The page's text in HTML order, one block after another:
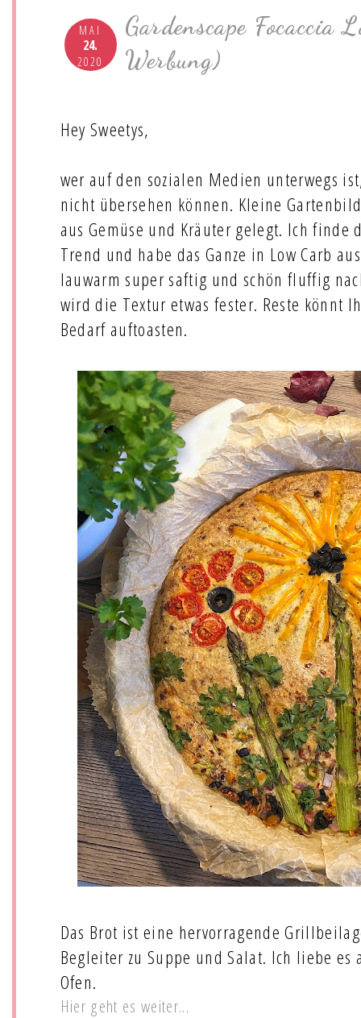
MAI
24.
2020
Gardenscape Focaccia
Werbung)
Hey Sweetys,
wer auf den sozialen Medien unterwegs
nicht übersehen können. Kleine
aus Gemüse und Kräuter gelegt. Ich finde
Trend und habe das Ganze in Low Carb
lauwarm super saftig und schön fluffig
wird die Textur etwas fester. Reste könnt
Bedarf auftoasten.
Das Brot ist eine hervorragende
Begleiter zu Suppe und Salat. Ich liebe
Ofen.
Hier geht es weiter...